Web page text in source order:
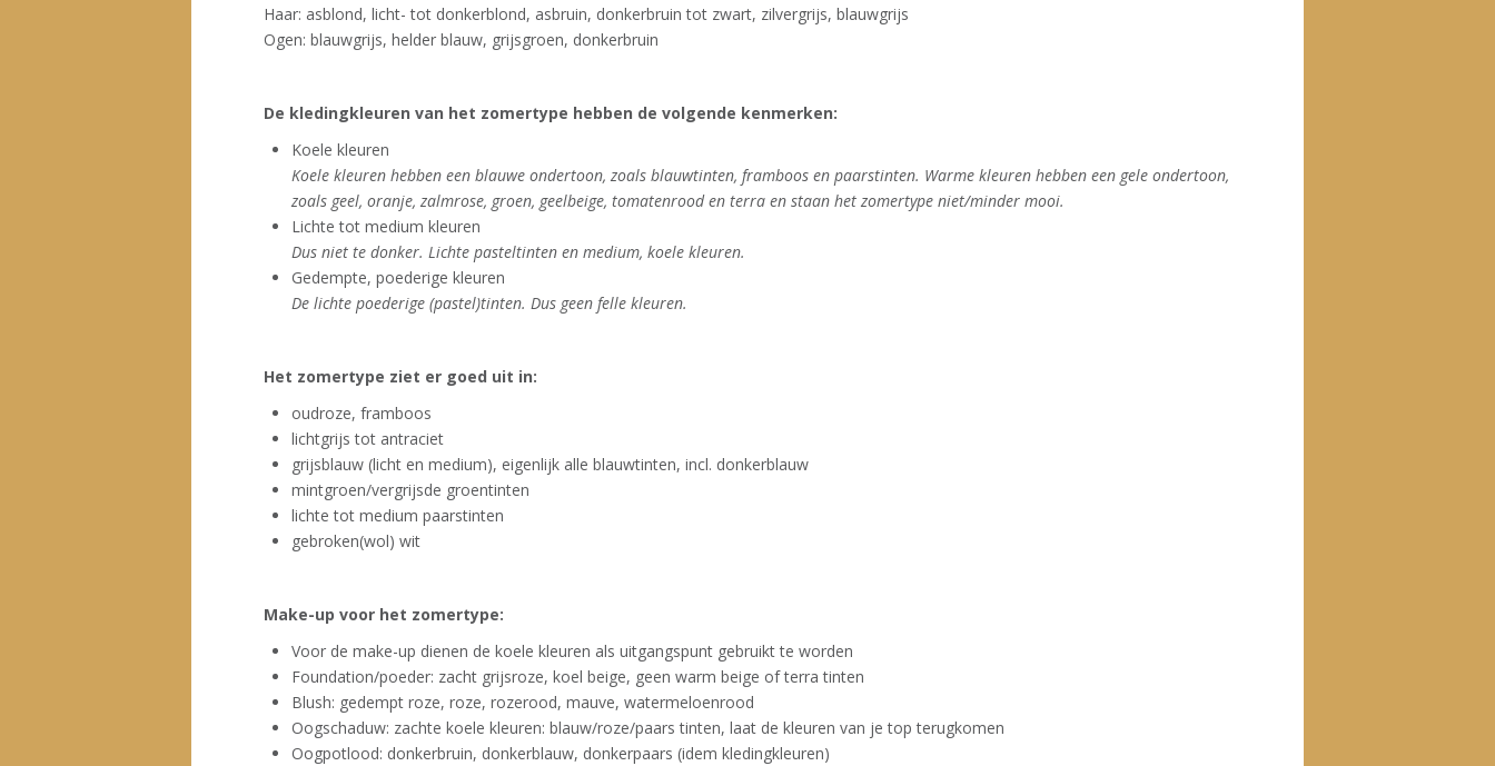
Haar: asblond, licht- tot donkerblond, asbruin, donkerbruin tot zwart, zilvergrijs, blauwgrijs
Ogen: blauwgrijs, helder blauw, grijsgroen, donkerbruin
De kledingkleuren van het zomertype hebben de volgende kenmerken:
Koele kleuren
Koele kleuren hebben een blauwe ondertoon, zoals blauwtinten, framboos en paarstinten. Warme kleuren hebben een gele ondertoon,
zoals geel, oranje, zalmrose, groen, geelbeige, tomatenrood en terra en staan het zomertype niet/minder mooi.
Lichte tot medium kleuren
Dus niet te donker. Lichte pasteltinten en medium, koele kleuren.
Gedempte, poederige kleuren
De lichte poederige (pastel)tinten. Dus geen felle kleuren.
Het zomertype ziet er goed uit in:
oudroze, framboos
lichtgrijs tot antraciet
grijsblauw (licht en medium), eigenlijk alle blauwtinten, incl. donkerblauw
mintgroen/vergrijsde groentinten
lichte tot medium paarstinten
gebroken(wol) wit
Make-up voor het zomertype:
Voor de make-up dienen de koele kleuren als uitgangspunt gebruikt te worden
Foundation/poeder: zacht grijsroze, koel beige, geen warm beige of terra tinten
Blush: gedempt roze, roze, rozerood, mauve, watermeloenrood
Oogschaduw: zachte koele kleuren: blauw/roze/paars tinten, laat de kleuren van je top terugkomen
Oogpotlood: donkerbruin, donkerblauw, donkerpaars (idem kledingkleuren)